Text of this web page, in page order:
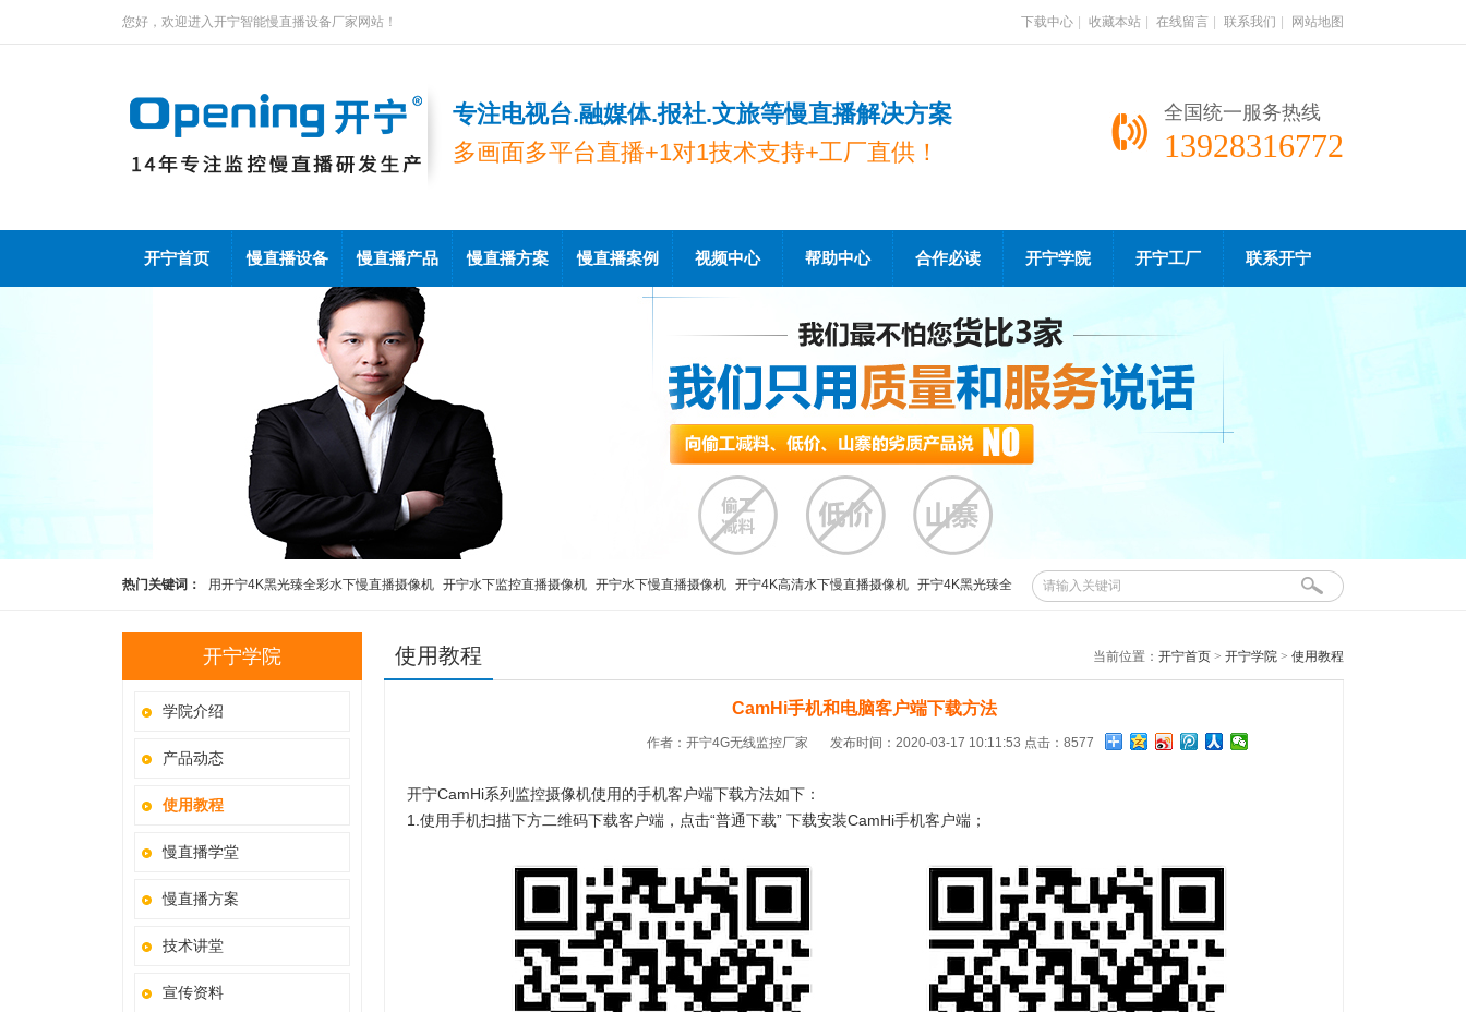
您好，欢迎进入开宁智能慢直播设备厂家网站！ 下载中心 收藏本站 在线留言 联系我们 网站地图
专注电视台.融媒体.报社.文旅等慢直播解决方案
多画面多平台直播+1对1技术支持+工厂直供！
全国统一服务热线
13928316772
开宁首页 慢直播设备 慢直播产品 慢直播方案 慢直播案例 视频中心 帮助中心 合作必读 开宁学院 开宁工厂 联系开宁
热门关键词： 用开宁4K黑光臻全彩水下慢直播摄像机 开宁水下监控直播摄像机 开宁水下慢直播摄像机 开宁4K高清水下慢直播摄像机 开宁4K黑光臻全
彩高清水下慢直播摄像机 开宁4K黑光全彩慢直播智能球机
5G4K800万红外慢直播智能高清布控球 科研观察直播设备
开宁学院
学院介绍
产品动态
使用教程
慢直播学堂
慢直播方案
技术讲堂
宣传资料
使用教程 当前位置： 开宁首页 > 开宁学院 > 使用教程
CamHi手机和电脑客户端下载方法
作者：开宁4G无线监控厂家 发布时间：2020-03-17 10:11:53 点击：8577
开宁CamHi系列监控摄像机使用的手机客户端下载方法如下：
1.使用手机扫描下方二维码下载客户端，点击“普通下载” 下载安装CamHi手机客户端；